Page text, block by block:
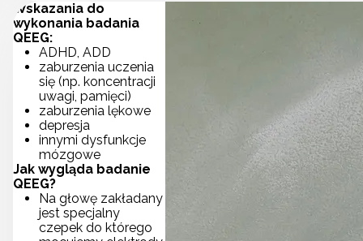
Wskazania do
wykonania badania
QEEG:
ADHD, ADD
zaburzenia uczenia
się (np. koncentracji
uwagi, pamięci)
zaburzenia lękowe
depresja
innymi dysfunkcje
mózgowe
Jak wygląda badanie
QEEG?
Na głowę zakładany
jest specjalny
czepek do którego